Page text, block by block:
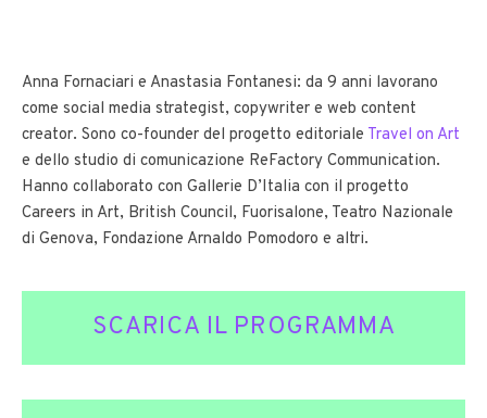
Anna Fornaciari e Anastasia Fontanesi: da 9 anni lavorano
come social media strategist, copywriter e web content
creator. Sono co-founder del progetto editoriale Travel on Art
e dello studio di comunicazione ReFactory Communication.
Hanno collaborato con Gallerie D’Italia con il progetto
Careers in Art, British Council, Fuorisalone, Teatro Nazionale
di Genova, Fondazione Arnaldo Pomodoro e altri.
SCARICA IL PROGRAMMA